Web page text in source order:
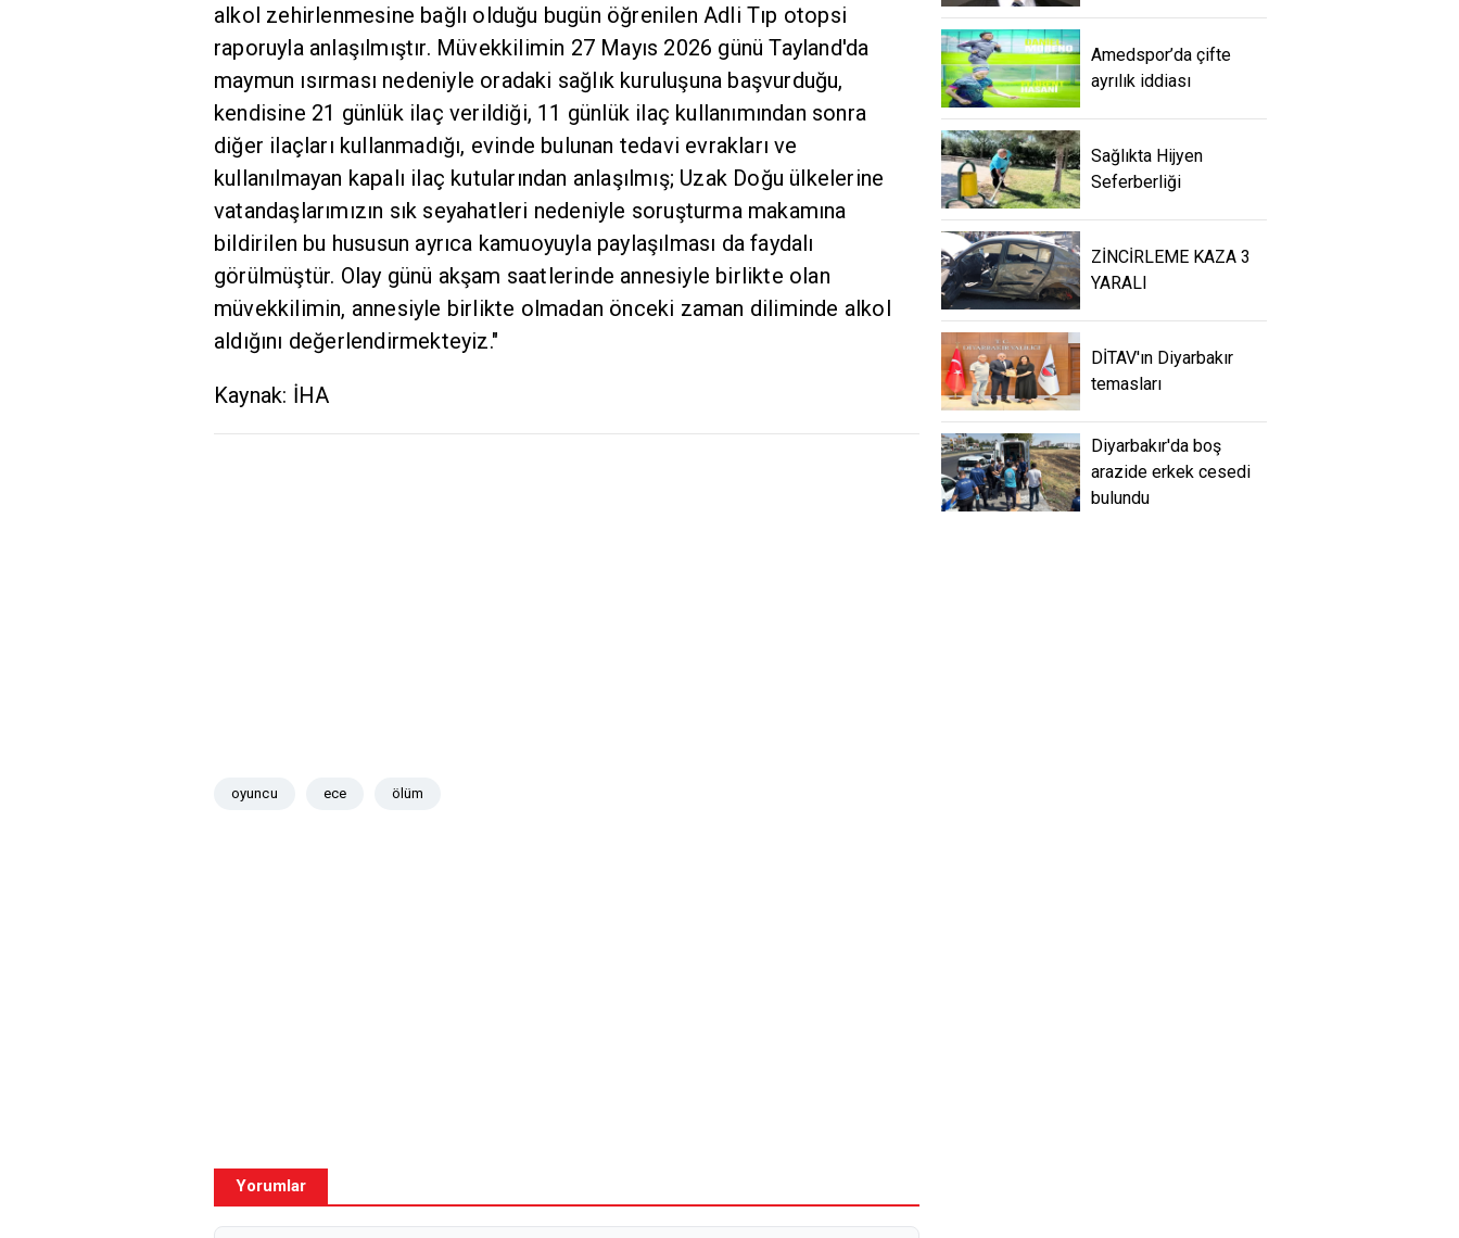
alkol zehirlenmesine bağlı olduğu bugün öğrenilen Adli Tıp otopsi
raporuyla anlaşılmıştır. Müvekkilimin 27 Mayıs 2026 günü Tayland'da
maymun ısırması nedeniyle oradaki sağlık kuruluşuna başvurduğu,
kendisine 21 günlük ilaç verildiği, 11 günlük ilaç kullanımından sonra
diğer ilaçları kullanmadığı, evinde bulunan tedavi evrakları ve
kullanılmayan kapalı ilaç kutularından anlaşılmış; Uzak Doğu ülkelerine
vatandaşlarımızın sık seyahatleri nedeniyle soruşturma makamına
bildirilen bu hususun ayrıca kamuoyuyla paylaşılması da faydalı
görülmüştür. Olay günü akşam saatlerinde annesiyle birlikte olan
müvekkilimin, annesiyle birlikte olmadan önceki zaman diliminde alkol
aldığını değerlendirmekteyiz."
Kaynak: İHA
oyuncu ece ölüm
Yorumlar
Amedspor’da çifte
ayrılık iddiası
Sağlıkta Hijyen
Seferberliği
ZİNCİRLEME KAZA 3
YARALI
DİTAV'ın Diyarbakır
temasları
Diyarbakır'da boş
arazide erkek cesedi
bulundu